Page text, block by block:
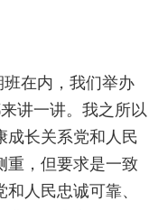
在内，我们举办
讲一讲。我之所以
成长关系党和人民
重，但要求是一致
人民忠诚可靠、